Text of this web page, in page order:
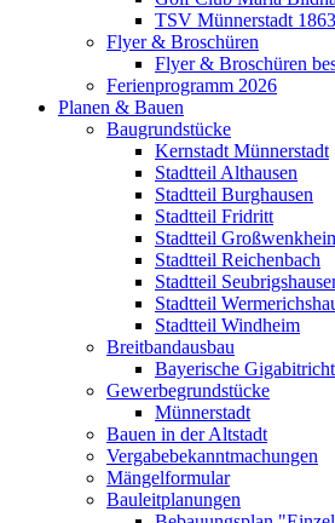
TSV Münnerstadt
Flyer & Broschüren
Flyer & Broschüren
Ferienprogramm 2026
Planen & Bauen
Baugrundstücke
Kernstadt Münnerstadt
Stadtteil Althausen
Stadtteil Burghausen
Stadtteil Fridritt
Stadtteil
Stadtteil Reichenbach
Stadtteil
Stadtteil
Stadtteil Windheim
Breitbandausbau
Bayerische
Gewerbegrundstücke
Münnerstadt
Bauen in der Altstadt
Vergabebekanntmachungen
Mängelformular
Bauleitplanungen